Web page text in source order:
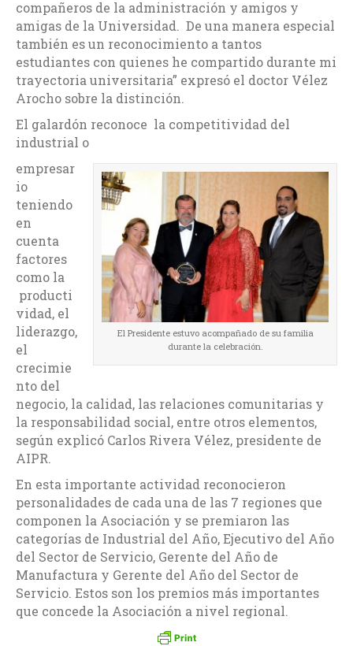
compañeros de la administración y amigos y
amigas de la Universidad. De una manera especial
también es un reconocimiento a tantos
estudiantes con quienes he compartido durante mi
trayectoria universitaria” expresó el doctor Vélez
Arocho sobre la distinción.
El galardón reconoce la competitividad del
industrial o
El Presidente estuvo acompañado de su familia
durante la celebración.
empresar
io
teniendo
en
cuenta
factores
como la
producti
vidad, el
liderazgo,
el
crecimie
nto del
negocio, la calidad, las relaciones comunitarias y
la responsabilidad social, entre otros elementos,
según explicó Carlos Rivera Vélez, presidente de
AIPR.
En esta importante actividad reconocieron
personalidades de cada una de las 7 regiones que
componen la Asociación y se premiaron las
categorías de Industrial del Año, Ejecutivo del Año
del Sector de Servicio, Gerente del Año de
Manufactura y Gerente del Año del Sector de
Servicio. Estos son los premios más importantes
que concede la Asociación a nivel regional.